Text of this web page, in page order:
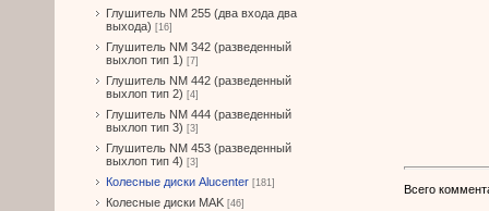
Глушитель NM 255 (два входа два
выхода) [16]
Глушитель NM 342 (разведенный
выхлоп тип 1) [7]
Глушитель NM 442 (разведенный
выхлоп тип 2) [4]
Глушитель NM 444 (разведенный
выхлоп тип 3) [3]
Глушитель NM 453 (разведенный
выхлоп тип 4) [3]
Колесные диски Alucenter [181]
Колесные диски MAK [46]
Всего